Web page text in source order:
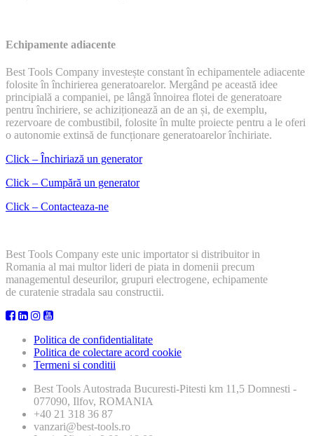
Echipamente adiacente
Best Tools Company investește constant în echipamentele adiacente
folosite în închirierea generatoarelor. Mergând pe această idee
principială a companiei, pe lângă înnoirea flotei de generatoare
pentru închiriere, se achiziționează an de an și, de exemplu,
rezervoare de combustibil, folosite în multe proiecte pentru a le oferi
o autonomie extinsă de funcționare generatoarelor închiriate.
Click – Închiriază un generator
Click – Cumpără un generator
Click – Contacteaza-ne
Best Tools Company este unic importator si distribuitor in
Romania al mai multor lideri de piata in domenii precum
managementul deseurilor, grupuri electrogene, echipamente
de curatenie stradala sau constructii.
Politica de confidentialitate
Politica de colectare acord cookie
Termeni si conditii
Best Tools Autostrada Bucuresti-Pitesti km 11,5 Domnesti -
077090, Ilfov, ROMANIA
+40 21 318 36 87
vanzari@best-tools.ro